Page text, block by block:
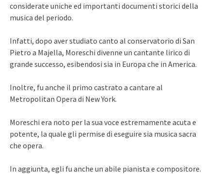
considerate uniche ed importanti documenti storici della
musica del periodo.
Infatti, dopo aver studiato canto al conservatorio di San
Pietro a Majella, Moreschi divenne un cantante lirico di
grande successo, esibendosi sia in Europa che in America.
Inoltre, fu anche il primo castrato a cantare al
Metropolitan Opera di New York.
Moreschi era noto per la sua voce estremamente acuta e
potente, la quale gli permise di eseguire sia musica sacra
che opera.
In aggiunta, egli fu anche un abile pianista e compositore.